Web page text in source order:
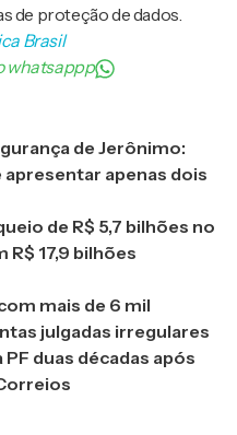
de proteção de dados.
Brasil
whatsappp
de Jerônimo:
apenas dois
de R$ 5,7 bilhões no
17,9 bilhões
mais de 6 mil
julgadas irregulares
duas décadas após